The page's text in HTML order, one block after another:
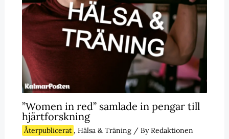
”Women in red” samlade in pengar till
hjärtforskning
Återpublicerat , Hälsa & Träning/ ByRedaktionen